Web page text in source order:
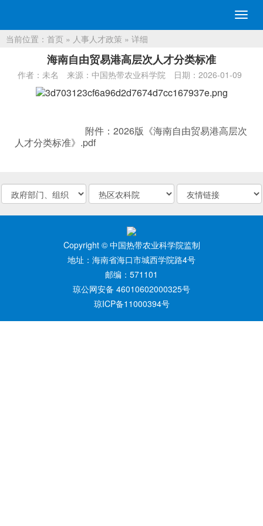
切
换
当前位置： 首页 » 人事人才政策 » 详细
海南自由贸易港高层次人才分类标准
作者：未名 来源：中国热带农业科学院 日期：2026-01-09
附件：2026版《海南自由贸易港高层次
人才分类标准》.pdf
Copyright © 中国热带农业科学院监制
地址：海南省海口市城西学院路4号
邮编：571101
琼公网安备 46010602000325号
琼ICP备11000394号